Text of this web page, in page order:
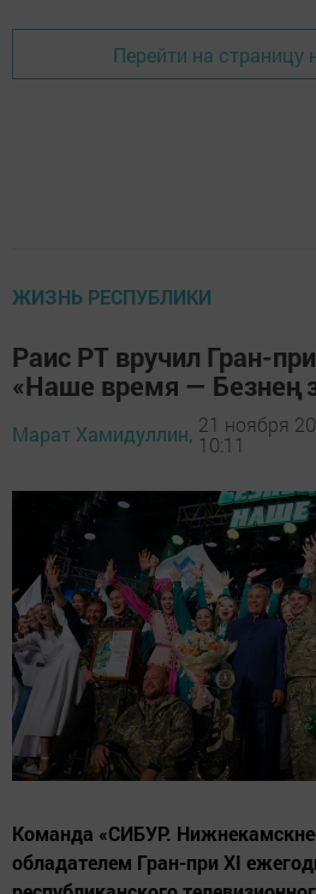
Перейти на страницу
ЖИЗНЬ РЕСПУБЛИКИ
Раис РТ вручил Гран-
«Наше время — Безнең
Марат Хамидуллин, 21 ноября
10:11
Команда «СИБУР.
обладателем Гран-при XI